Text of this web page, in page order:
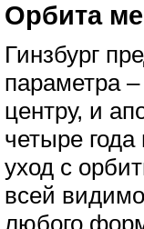
Орбита
Гинзбург
параметра
центру, и
четыре
уход с
всей
любого